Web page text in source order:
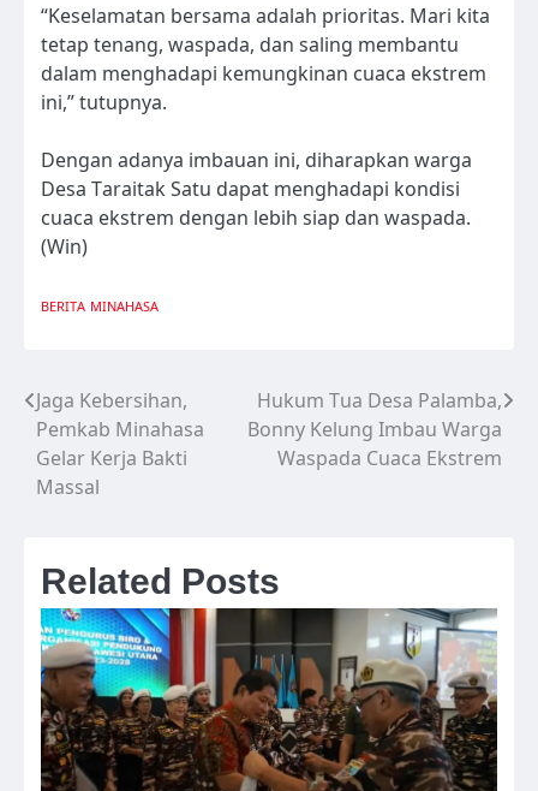
“Keselamatan bersama adalah prioritas. Mari kita
tetap tenang, waspada, dan saling membantu
dalam menghadapi kemungkinan cuaca ekstrem
ini,” tutupnya.
Dengan adanya imbauan ini, diharapkan warga
Desa Taraitak Satu dapat menghadapi kondisi
cuaca ekstrem dengan lebih siap dan waspada.
(Win)
BERITA MINAHASA
Navigasi
pos
Jaga Kebersihan,
Pemkab Minahasa
Gelar Kerja Bakti
Massal
Hukum Tua Desa Palamba,
Bonny Kelung Imbau Warga
Waspada Cuaca Ekstrem
Related Posts